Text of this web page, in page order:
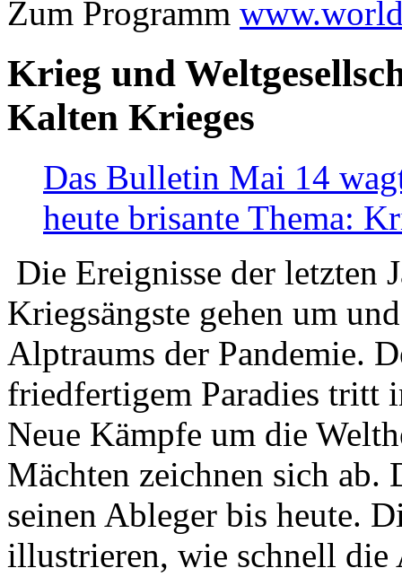
Zum Programm
Krieg und
Kalten Krieges
Das Bulletin Mai 14
heute brisante Thema:
Die Ereignisse der letzten
Kriegsängste gehen um
Alptraums der Pandemie.
friedfertigem Paradies tritt
Neue Kämpfe um die
Mächten zeichnen sich
seinen Ableger bis heute.
illustrieren, wie schnell die